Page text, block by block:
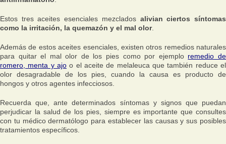
Estos tres aceites esenciales mezclados alivian ciertos síntomas
como la irritación, la quemazón y el mal olor.
Además de estos aceites esenciales, existen otros remedios naturales
para quitar el mal olor de los pies como por ejemplo remedio de
romero, menta y ajo o el aceite de melaleuca que también reduce el
olor desagradable de los pies, cuando la causa es producto de
hongos y otros agentes infecciosos.
Recuerda que, ante determinados síntomas y signos que puedan
perjudicar la salud de los pies, siempre es importante que consultes
con tu médico dermatólogo para establecer las causas y sus posibles
tratamientos específicos.